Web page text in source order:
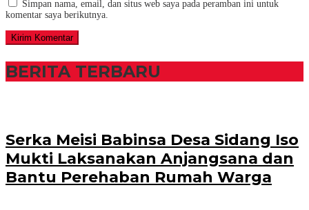
Simpan nama, email, dan situs web saya pada peramban ini untuk
komentar saya berikutnya.
BERITA TERBARU
Serka Meisi Babinsa Desa Sidang Iso
Mukti Laksanakan Anjangsana dan
Bantu Perehaban Rumah Warga